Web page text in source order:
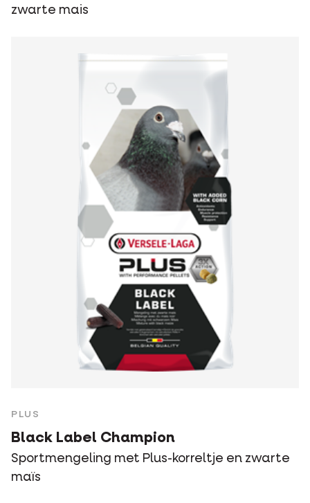
zwarte mais
PLUS
Black Label Champion
Sportmengeling met Plus-korreltje en zwarte
maïs